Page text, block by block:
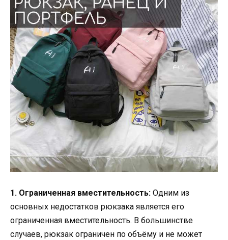
1. Ограниченная вместительность: Одним из
основных недостатков рюкзака является его
ограниченная вместительность. В большинстве
случаев, рюкзак ограничен по объёму и не может